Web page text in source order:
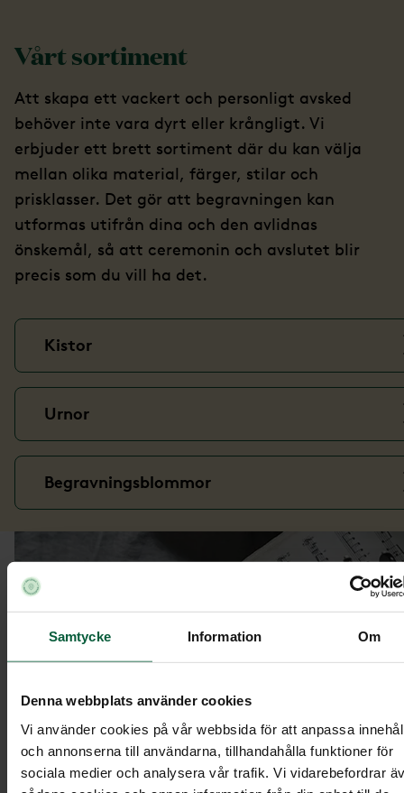
Samtycke Information Om
Denna webbplats använder cookies
Vi använder cookies på vår webbsida för att anpassa
och annonserna till användarna, tillhandahålla funktioner för
sociala medier och analysera vår trafik. Vi vidarebefordrar
Vårt sortiment
Att skapa ett vackert och personligt avsked
behöver inte vara dyrt eller krångligt. Vi
erbjuder ett brett sortiment där du kan välja
mellan olika material, färger, stilar och
prisklasser. Det gör att begravningen kan
utformas utifrån dina och den avlidnas
önskemål, så att ceremonin och avslutet blir
precis som du vill ha det.
Kistor
Urnor
Begravningsblommor